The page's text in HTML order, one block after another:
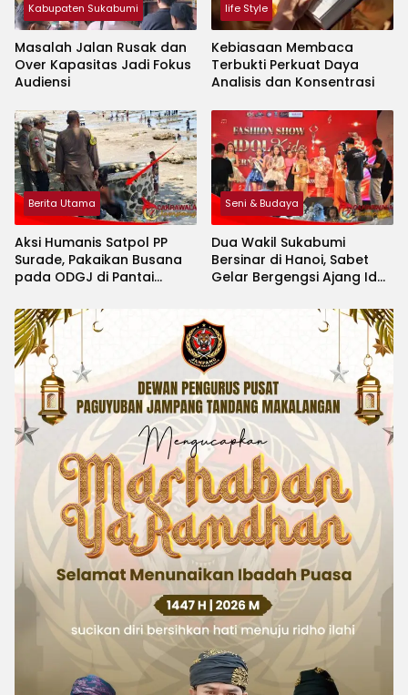
Kabupaten Sukabumi
Masalah Jalan Rusak dan
Over Kapasitas Jadi Fokus
Audiensi
life Style
Kebiasaan Membaca
Terbukti Perkuat Daya
Analisis dan Konsentrasi
Berita Utama
Aksi Humanis Satpol PP
Surade, Pakaikan Busana
pada ODGJ di Pantai
Seni & Budaya
Dua Wakil Sukabumi
Bersinar di Hanoi, Sabet
Gelar Bergengsi Ajang Idol